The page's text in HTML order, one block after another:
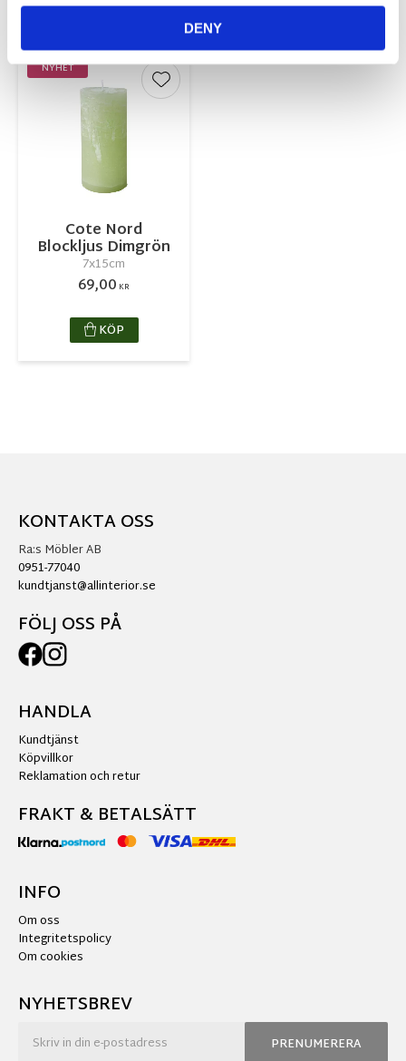
DENY
INFO KÖP
Cote Nord
Blockljus Dimgrön
7x15cm
69,00 KR
NYHET
Lägg till i favoriter
KÖP
KONTAKTA OSS
Ra:s Möbler AB
0951-77040
kundtjanst@allinterior.se
FÖLJ OSS PÅ
HANDLA
Kundtjänst
Köpvillkor
Reklamation och retur
FRAKT & BETALSÄTT
INFO
Om oss
Integritetspolicy
Om cookies
NYHETSBREV
PRENUMERERA